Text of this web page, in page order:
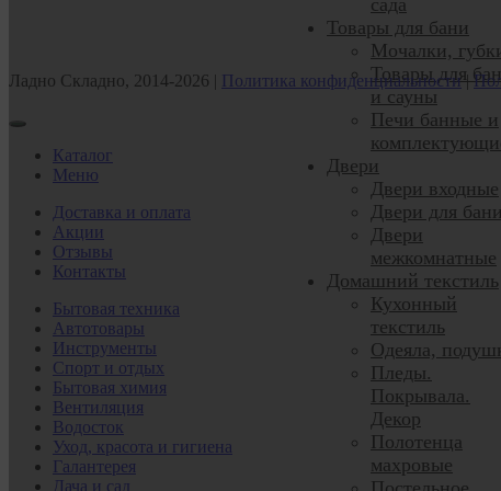
сада
Товары для бани
Мочалки,
Товары для
и сауны
Печи банные и
Двери
Двери входные
Двери для бани
Двери
межкомнатные
Домашний текстиль
Кухонный
текстиль
Одеяла,
Пледы.
Покрывала.
Декор
Полотенца
махровые
Ладно Складно, 2014-2026 | Политика конфиденциальности|
Каталог
Меню
Доставка и оплата
Акции
Отзывы
Контакты
Бытовая техника
Автотовары
Инструменты
Спорт и отдых
Бытовая химия
Вентиляция
Водосток
Уход, красота и гигиена
Галантерея
Дача и сад